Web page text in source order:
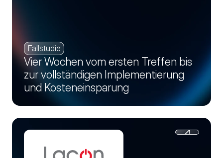
Fallstudie
Vier Wochen vom ersten Treffen bis
zur vollständigen Implementierung
und Kosteneinsparung